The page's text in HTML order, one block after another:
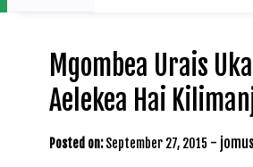
Mgombea Urais
Aelekea Hai
Posted on: September 27, 2015 -